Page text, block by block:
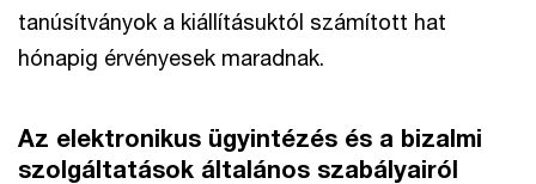
tanúsítványok a kiállításuktól számított hat
hónapig érvényesek maradnak.
Az elektronikus ügyintézés és a bizalmi
szolgáltatások általános szabályairól